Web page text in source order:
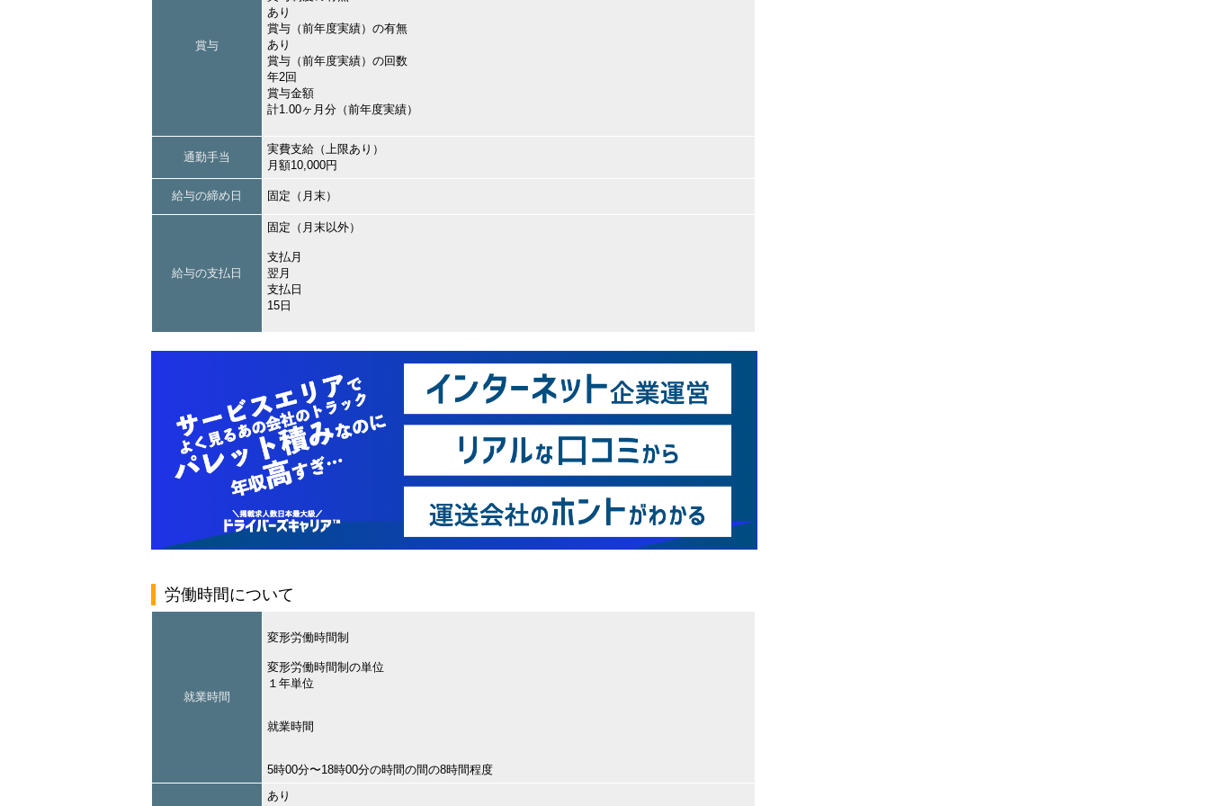
賞与
あり
賞与（前年度実績）の有無
あり
賞与（前年度実績）の回数
年2回
賞与金額
計1.00ヶ月分（前年度実績）
通勤手当
実費支給（上限あり）
月額10,000円
給与の締め日 固定（月末）
給与の支払日
固定（月末以外）
支払月
翌月
支払日
15日
労働時間について
就業時間
変形労働時間制
変形労働時間制の単位
１年単位
就業時間
5時00分〜18時00分の時間の間の8時間程度
あり